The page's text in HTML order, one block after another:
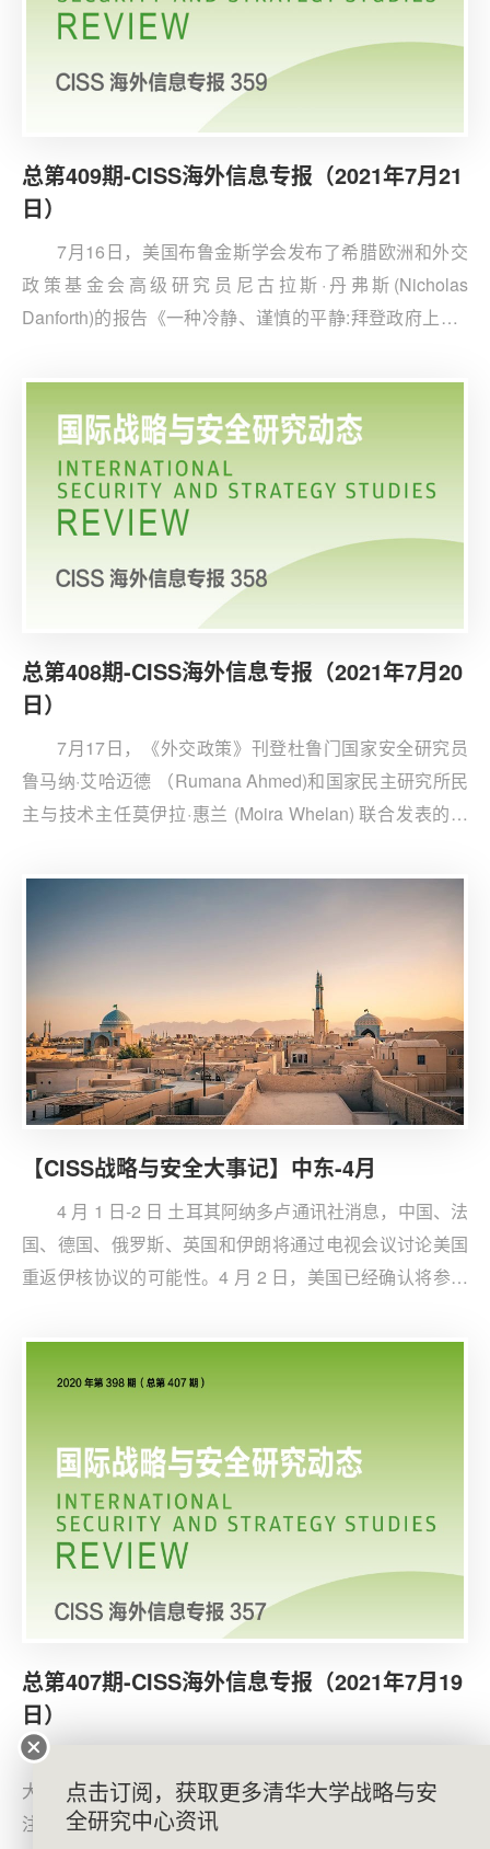
总第409期-CISS海外信息专报（2021年7月21
日）
7月16日，美国布鲁金斯学会发布了希腊欧洲和外交
政策基金会高级研究员尼古拉斯·丹弗斯(Nicholas
Danforth)的报告《一种冷静、谨慎的平静:拜登政府上台6
总第408期-CISS海外信息专报（2021年7月20
日）
7月17日，《外交政策》刊登杜鲁门国家安全研究员
鲁马纳·艾哈迈德 （Rumana Ahmed)和国家民主研究所民
主与技术主任莫伊拉·惠兰 (Moira Whelan) 联合发表的题
【CISS战略与安全大事记】中东-4月
4 月 1 日-2 日 土耳其阿纳多卢通讯社消息，中国、法
国、德国、俄罗斯、英国和伊朗将通过电视会议讨论美国
重返伊核协议的可能性。4 月 2 日，美国已经确认将参加
德黑兰进行面对面双边会谈。拜登答应重新加入该协议，
条件是伊朗首先遵守在铀浓缩问题上的承诺。
总第407期-CISS海外信息专报（2021年7月19
日）
大学教授马蒂·马卡里 (Marty Makary)的文章《美国过分专
注于为本国人接种疫苗，而疏于着眼世界其他国家》。文
点击订阅，获取更多清华大学战略与安
全研究中心资讯